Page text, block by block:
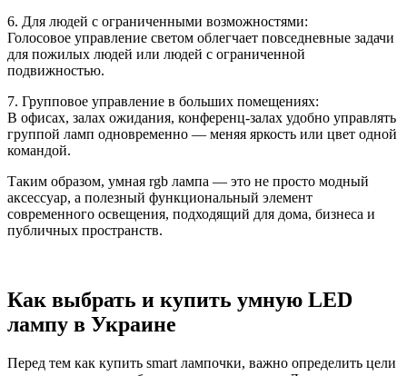
6. Для людей с ограниченными возможностями:
Голосовое управление светом облегчает повседневные задачи
для пожилых людей или людей с ограниченной
подвижностью.
7. Групповое управление в больших помещениях:
В офисах, залах ожидания, конференц-залах удобно управлять
группой ламп одновременно — меняя яркость или цвет одной
командой.
Таким образом, умная rgb лампа — это не просто модный
аксессуар, а полезный функциональный элемент
современного освещения, подходящий для дома, бизнеса и
публичных пространств.
Как выбрать и купить умную LED
лампу в Украине
Перед тем как купить smart лампочки, важно определить цели